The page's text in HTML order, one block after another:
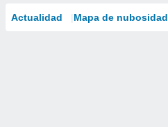
Actualidad Mapa de nubosidad